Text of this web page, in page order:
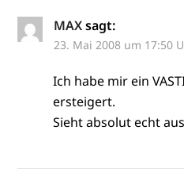
MAX sagt:
23. Mai 2008 um 17:50
Ich habe mir ein
ersteigert.
Sieht absolut echt